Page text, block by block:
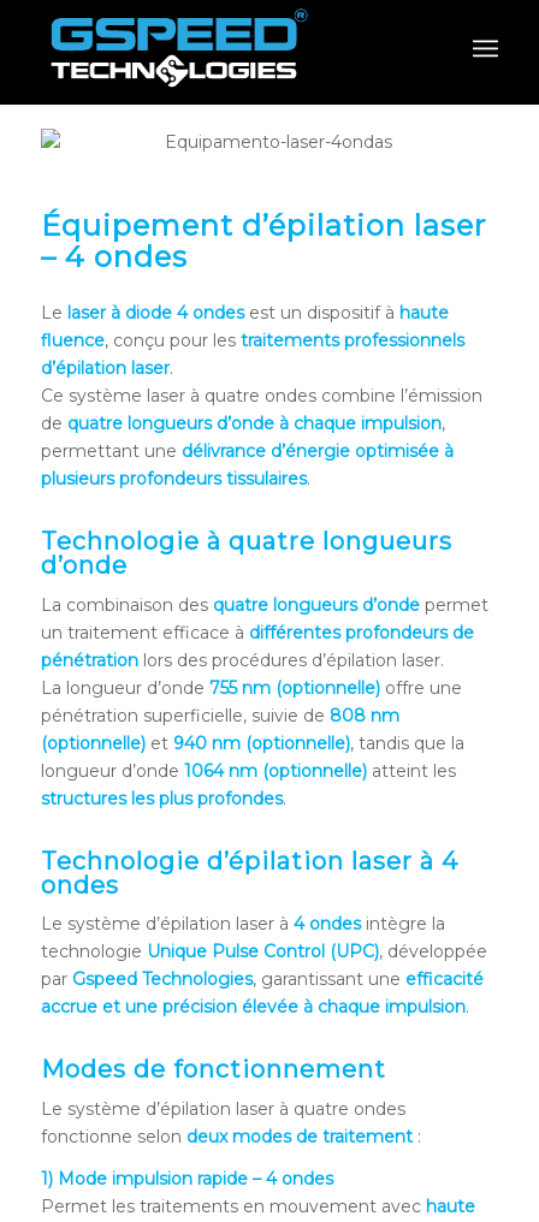
Équipement d’épilation laser
– 4 ondes
Le laser à diode 4 ondesest un dispositif à haute
fluence, conçu pour les traitements professionnels
d’épilation laser.
Ce système laser à quatre ondes combine l’émission
de quatre longueurs d’onde à chaque impulsion,
permettant une délivrance d’énergie optimisée à
plusieurs profondeurs tissulaires.
Technologie à quatre longueurs
d’onde
La combinaison des quatre longueurs d’ondepermet
un traitement efficace à différentes profondeurs de
pénétrationlors des procédures d’épilation laser.
La longueur d’onde 755 nm (optionnelle)offre une
pénétration superficielle, suivie de 808 nm
(optionnelle)et 940 nm (optionnelle), tandis que la
longueur d’onde 1064 nm (optionnelle)atteint les
structures les plus profondes.
Technologie d’épilation laser à 4
ondes
Le système d’épilation laser à 4 ondesintègre la
technologie Unique Pulse Control (UPC), développée
par Gspeed Technologies, garantissant une efficacité
accrue et une précision élevée à chaque impulsion.
Modes de fonctionnement
Le système d’épilation laser à quatre ondes
fonctionne selon deux modes de traitement:
1) Mode impulsion rapide – 4 ondes
Permet les traitements en mouvement avec haute